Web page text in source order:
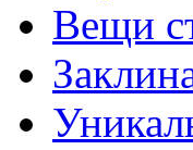
Вещи